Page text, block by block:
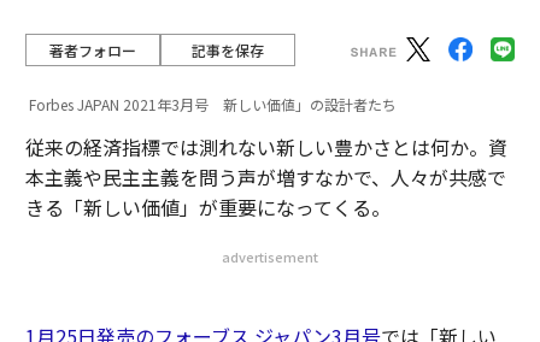
著者フォロー 記事を保存
Forbes JAPAN 2021年3月号 新しい価値」の設計者たち
従来の経済指標では測れない新しい豊かさとは何か。資
本主義や民主主義を問う声が増すなかで、人々が共感で
きる「新しい価値」が重要になってくる。
advertisement
1月25日発売のフォーブス ジャパン3月号では「新しい